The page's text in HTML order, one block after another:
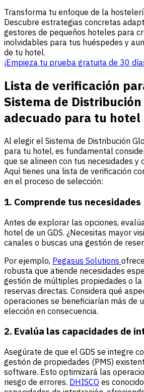
Transforma tu enfoque de la
Descubre estrategias concretas
gestores de pequeños hoteles para
inolvidables para tus huéspedes y
de tu hotel.
¡Empieza tu prueba gratuita de 30
Lista de verificación
Sistema de
adecuado para tu hotel
Al elegir el Sistema de Distribución
para tu hotel, es fundamental
que se alineen con tus necesidades y
Aquí tienes una lista de verificación
en el proceso de selección:
1. Comprende tus necesidades
Antes de explorar las opciones,
hotel de un GDS. ¿Necesitas mayor
canales o buscas una gestión de
Por ejemplo, Pegasus Solutions
robusta que atiende necesidades
gestión de múltiples propiedades o la
reservas directas. Considera qué
operaciones se beneficiarían más de
elección en consecuencia.
2. Evalúa las capacidades de
Asegúrate de que el GDS se integre
gestión de propiedades (PMS)
software. Esto optimizará las
riesgo de errores. DHISCO es